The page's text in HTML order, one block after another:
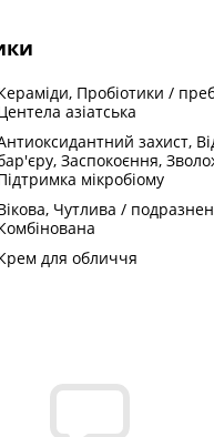
Пробіотики /
азіатська
захист,
Заспокоєння,
мікробіому
Чутлива /
для обличчя